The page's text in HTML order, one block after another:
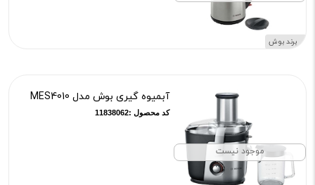
برند بوش
موجود نیست
آبمیوه گیری بوش مدل MES4010
کد محصول :11838062